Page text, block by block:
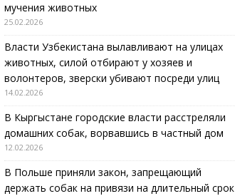
мучения животных
25.02.2026
Власти Узбекистана вылавливают на улицах
животных, силой отбирают у хозяев и
волонтеров, зверски убивают посреди улиц
14.02.2026
В Кыргыстане городские власти расстреляли
домашних собак, ворвавшись в частный дом
12.02.2026
В Польше приняли закон, запрещающий
держать собак на привязи на длительный срок